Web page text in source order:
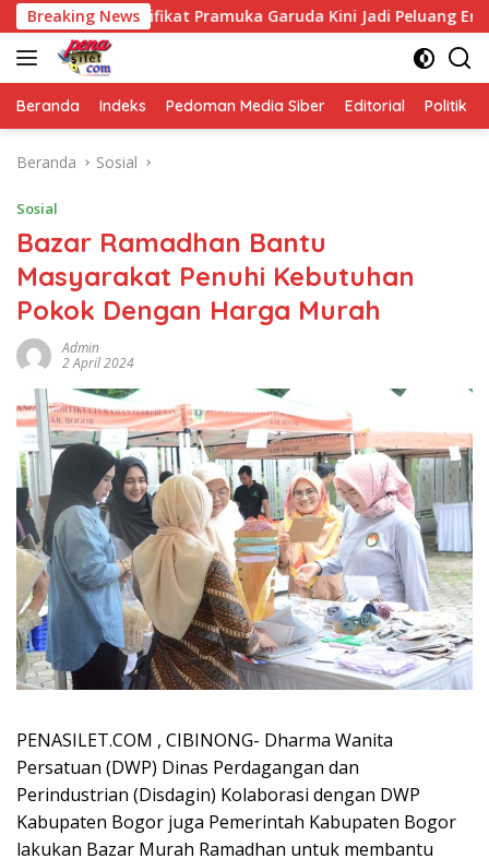
Langsung
ke
konten
Breaking News
Sertifikat Pramuka Garuda Kini Jadi Peluang Emas Masuk
Beranda Indeks Pedoman Media Siber Editorial Politik
Beranda Sosial
Sosial
Bazar Ramadhan Bantu
Masyarakat Penuhi Kebutuhan
Pokok Dengan Harga Murah
Admin
2 April 2024
PENASILET.COM , CIBINONG- Dharma Wanita
Persatuan (DWP) Dinas Perdagangan dan
Perindustrian (Disdagin) Kolaborasi dengan DWP
Kabupaten Bogor juga Pemerintah Kabupaten Bogor
lakukan Bazar Murah Ramadhan untuk membantu